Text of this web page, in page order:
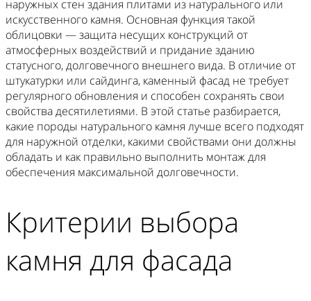
наружных стен здания плитами из натурального или
искусственного камня. Основная функция такой
облицовки — защита несущих конструкций от
атмосферных воздействий и придание зданию
статусного, долговечного внешнего вида. В отличие от
штукатурки или сайдинга, каменный фасад не требует
регулярного обновления и способен сохранять свои
свойства десятилетиями. В этой статье разбирается,
какие породы натурального камня лучше всего подходят
для наружной отделки, какими свойствами они должны
обладать и как правильно выполнить монтаж для
обеспечения максимальной долговечности.
Критерии выбора
камня для фасада